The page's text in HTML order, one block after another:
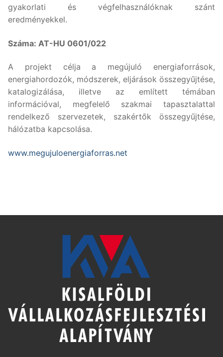
gyakorlati és végfelhasználóknak szánt
eredményekkel.
Száma: AT-HU 0601/022
A projekt célja a megújuló energiaforrások,
energiahordozók, módszerek, eljárások összegyűjtése,
katalogizálása, illetve az említett témában
információval, megfelelő szakmai tapasztalattal
rendelkező szervezetek, szakértők összegyűjtése,
hálózatba kapcsolása.
www.megujuloenergiaforras.net